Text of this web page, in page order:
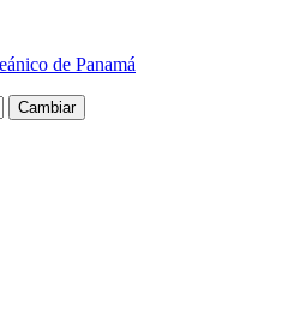
de Panamá